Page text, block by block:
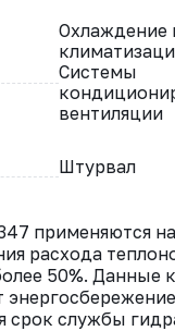
Охлаждение
Системы
вентиляции
Штурвал
применяются
расхода
50%.
службы